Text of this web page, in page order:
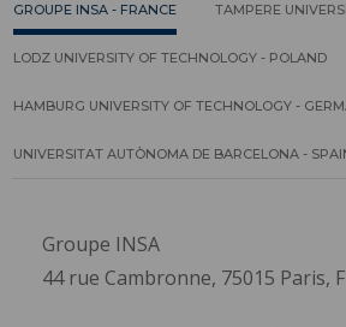
GROUPE INSA - FRANCE TAMPERE
LODZ UNIVERSITY OF TECHNOLOGY - POLAND
HAMBURG UNIVERSITY OF TECHNOLOGY -
UNIVERSITAT AUTÒNOMA DE BARCELONA -
Groupe INSA
44 rue Cambronne, 75015 Paris,